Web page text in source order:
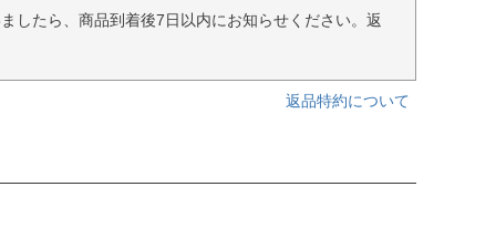
したら、商品到着後7日以内にお知らせください。返
返品特約について